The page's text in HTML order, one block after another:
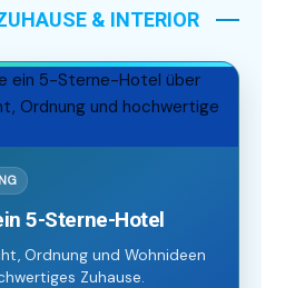
& INTERIOR
5-Sterne-Hotel
Ordnung und Wohnideen
Zuhause.